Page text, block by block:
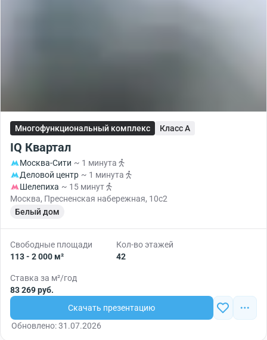
Многофункциональный комплекс Класс A
IQ Квартал
Москва-Сити ~ 1 минута
Деловой центр ~ 1 минута
Шелепиха ~ 15 минут
Москва, Пресненская набережная, 10с2
Белый дом
Свободные площади
113 - 2 000 м²
Кол-во этажей
42
Ставка за м²/год
83 269 руб.
Скачать презентацию
Обновлено: 31.07.2026